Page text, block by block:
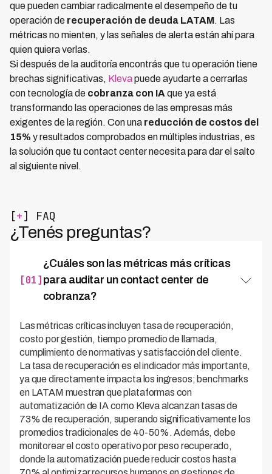
que pueden cambiar radicalmente el desempeño de tu
operación de recuperación de deuda LATAM. Las
métricas no mienten, y las señales de alerta están ahí para
quien quiera verlas.
Si después de la auditoría encontrás que tu operación tiene
brechas significativas, Klevapuede ayudarte a cerrarlas
con tecnología de cobranza con IA que ya está
transformando las operaciones de las empresas más
exigentes de la región. Con una reducción de costos del
15% y resultados comprobados en múltiples industrias, es
la solución que tu contact center necesita para dar el salto
al siguiente nivel.
[+] FAQ
¿Tenés preguntas?
[01]
¿Cuáles son las métricas más críticas
para auditar un contact center de
cobranza?
Las métricas críticas incluyen tasa de recuperación,
costo por gestión, tiempo promedio de llamada,
cumplimiento de normativas y satisfacción del cliente.
La tasa de recuperación es el indicador más importante,
ya que directamente impacta los ingresos; benchmarks
en LATAM muestran que plataformas con
automatización de IA como Kleva alcanzan tasas de
73% de recuperación, superando significativamente los
promedios tradicionales de 40-50%. Además, debe
monitorear el costo operativo por peso recuperado,
donde la automatización puede reducir costos hasta